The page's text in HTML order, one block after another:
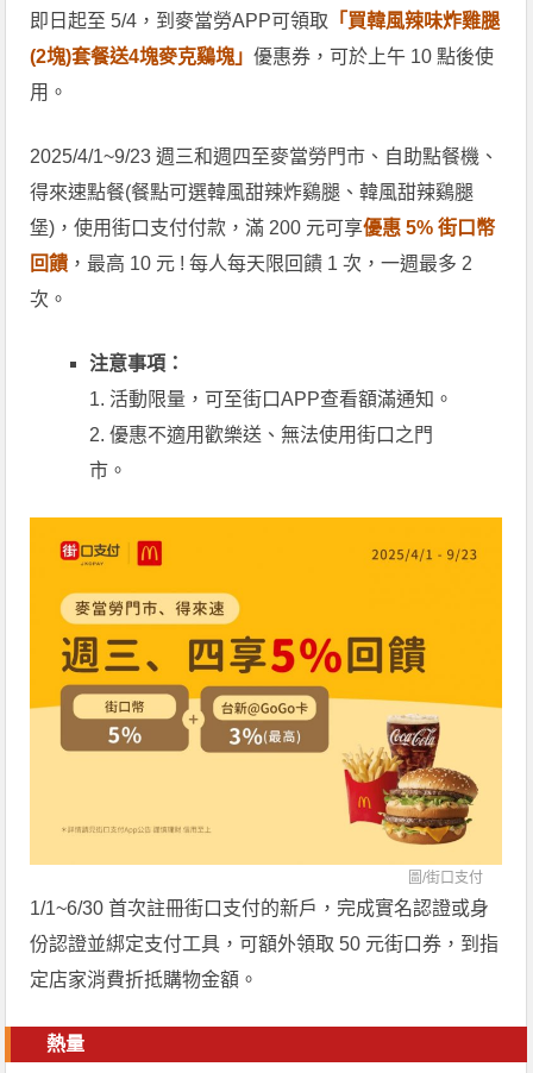
即日起至 5/4，到麥當勞APP可領取 「買韓風辣味炸雞腿
(2塊)套餐送4塊麥克鷄塊」優惠券，可於上午 10 點後使
用。
2025/4/1~9/23 週三和週四至麥當勞門市、自助點餐機、
得來速點餐(餐點可選韓風甜辣炸鷄腿、韓風甜辣鷄腿
堡)，使用街口支付付款，滿 200 元可享優惠 5% 街口幣
回饋 ，最高 10 元 ! 每人每天限回饋 1 次，一週最多 2
次。
注意事項：
1. 活動限量，可至街口APP查看額滿通知。
2. 優惠不適用歡樂送、無法使用街口之門
市。
圖/街口支付
1/1~6/30 首次註冊街口支付的新戶，完成實名認證或身
份認證並綁定支付工具，可額外領取 50 元街口券，到指
定店家消費折抵購物金額。
熱量